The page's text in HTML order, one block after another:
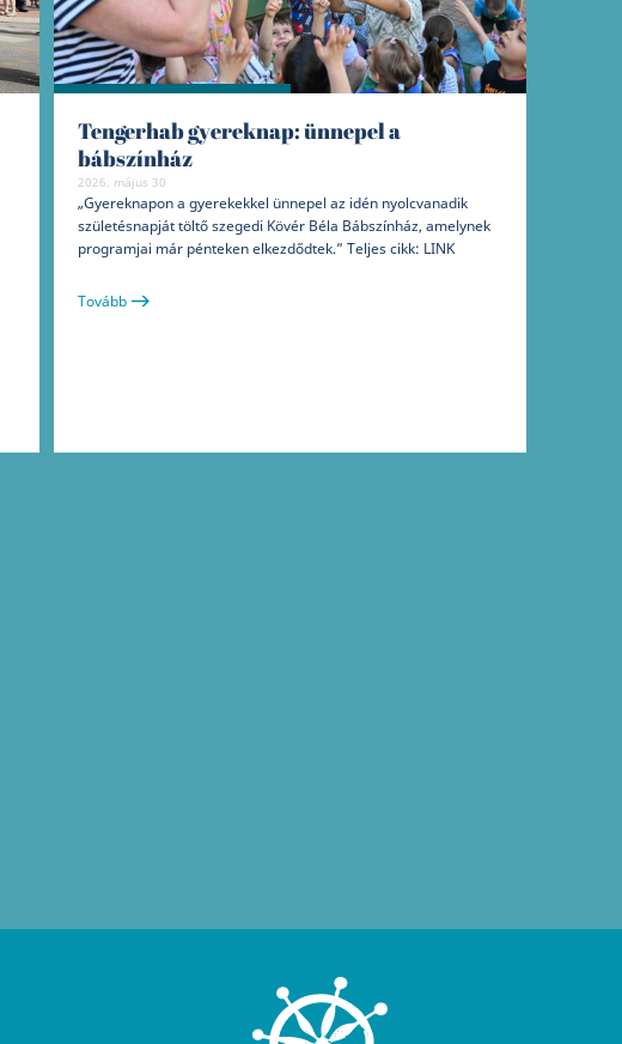
Tengerhab gyereknap: ünnepel a
bábszínház
2026. május 30
„Gyereknapon a gyerekekkel ünnepel az idén nyolcvanadik
születésnapját töltő szegedi Kövér Béla Bábszínház, amelynek
programjai már pénteken elkezdődtek.” Teljes cikk: LINK
Tovább